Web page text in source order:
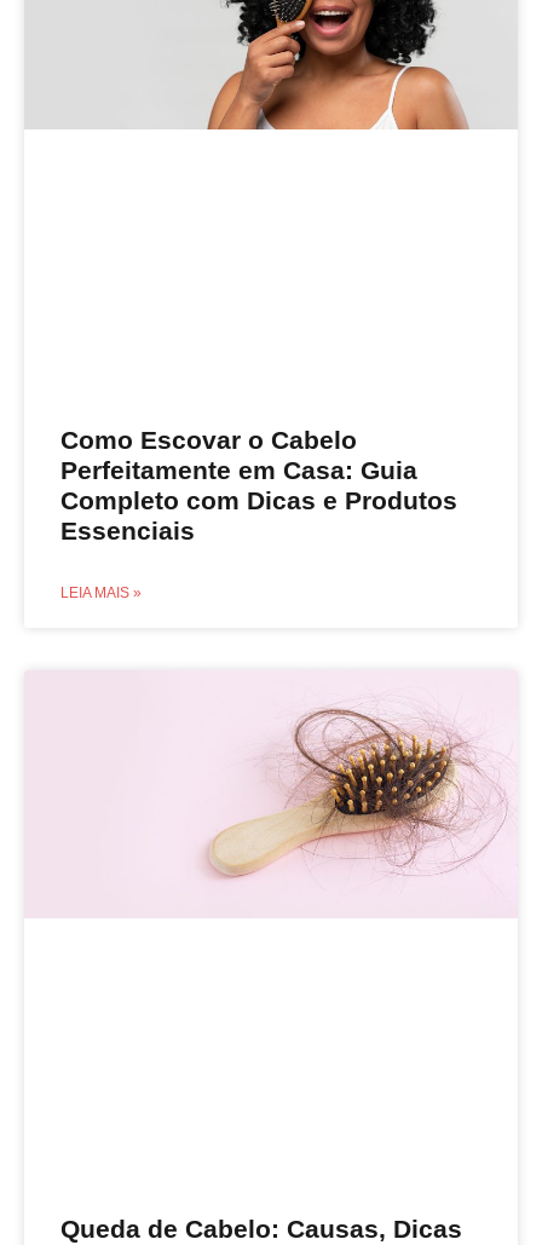
Como Escovar o Cabelo
Perfeitamente em Casa: Guia
Completo com Dicas e Produtos
Essenciais
LEIA MAIS »
Queda de Cabelo: Causas, Dicas